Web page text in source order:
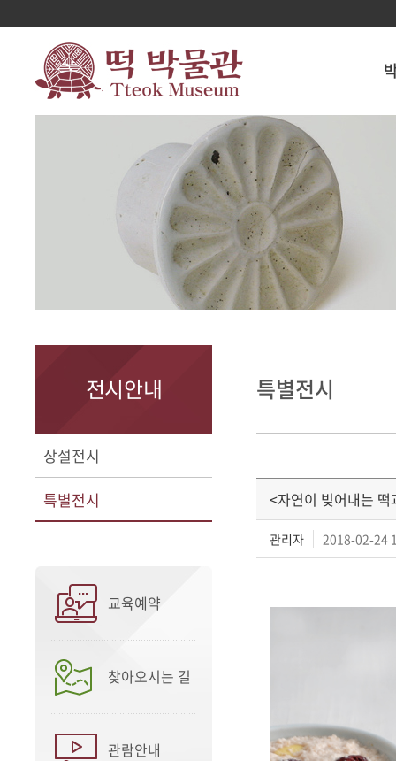
전시안내
상설전시
특별전시
교육예약
찾아오시는 길
관람안내
특별전시
<자연이 빚어내는
관리자 2018-02-24